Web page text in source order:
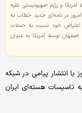
و رژیم صهیونیستی علیه
در نامه‌ای جدید خطاب به
اعتراض خود نسبت به حملات
اصفهان توسط آمریکا به عنوان
با انتشار پیامی در شبکه
هسته‌ای ایران